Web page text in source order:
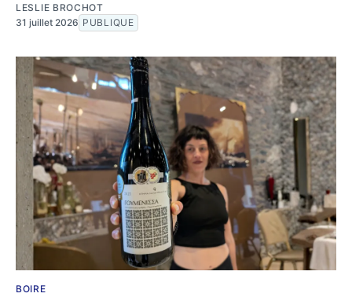
LESLIE BROCHOT
31 juillet 2026 PUBLIQUE
BOIRE